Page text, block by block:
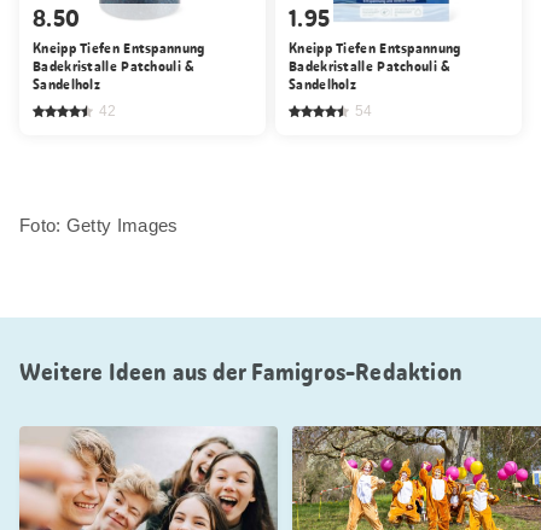
8.50
Kneipp Tiefen Entspannung
Badekristalle Patchouli &
Sandelholz
42
1.95
Kneipp Tiefen Entspannung
Badekristalle Patchouli &
Sandelholz
54
Foto: Getty Images
Weitere Ideen aus der Famigros-Redaktion